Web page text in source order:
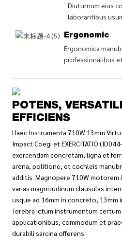
Diuturnum eius
laborantibus
Ergonomic
Ergonomica
professionalibus
POTENS,
EFFICIENS
Haec Instrumenta 710W 13mm
Impact Coegi et EXERCITATIO
exercendam concretam, ligna et
arena, politione, et cochleis
additis. Magnopere 710W motorem
varias magnitudinum clausulas
usque ad 16mm in concreto, 13mm
Terebra ictum instrumentum
applicationibus, commodum et
durabili sarcina offerens.